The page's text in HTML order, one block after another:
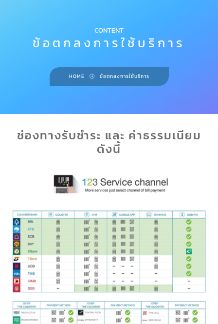
CONTENT
ข้อตกลงการใช้บริการ
HOME ข้อตกลงการใช้บริการ
ช่องทางรับชำระ และ ค่าธรรมเนียม
ดังนี้